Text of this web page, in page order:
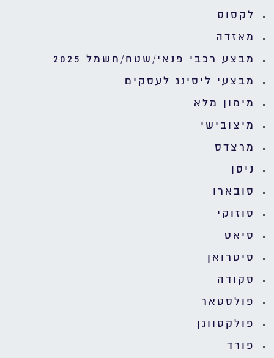
לקסוס
מאזדה
מבצע רכבי פנאי/שטח/חשמל 2025
מבצעי ליסינג לעסקים
מימון מלא
מיצובישי
מרצדס
ניסן
סובארו
סוזוקי
סיאט
סיטרואן
סקודה
פולסטאר
פולקסווגן
פורד